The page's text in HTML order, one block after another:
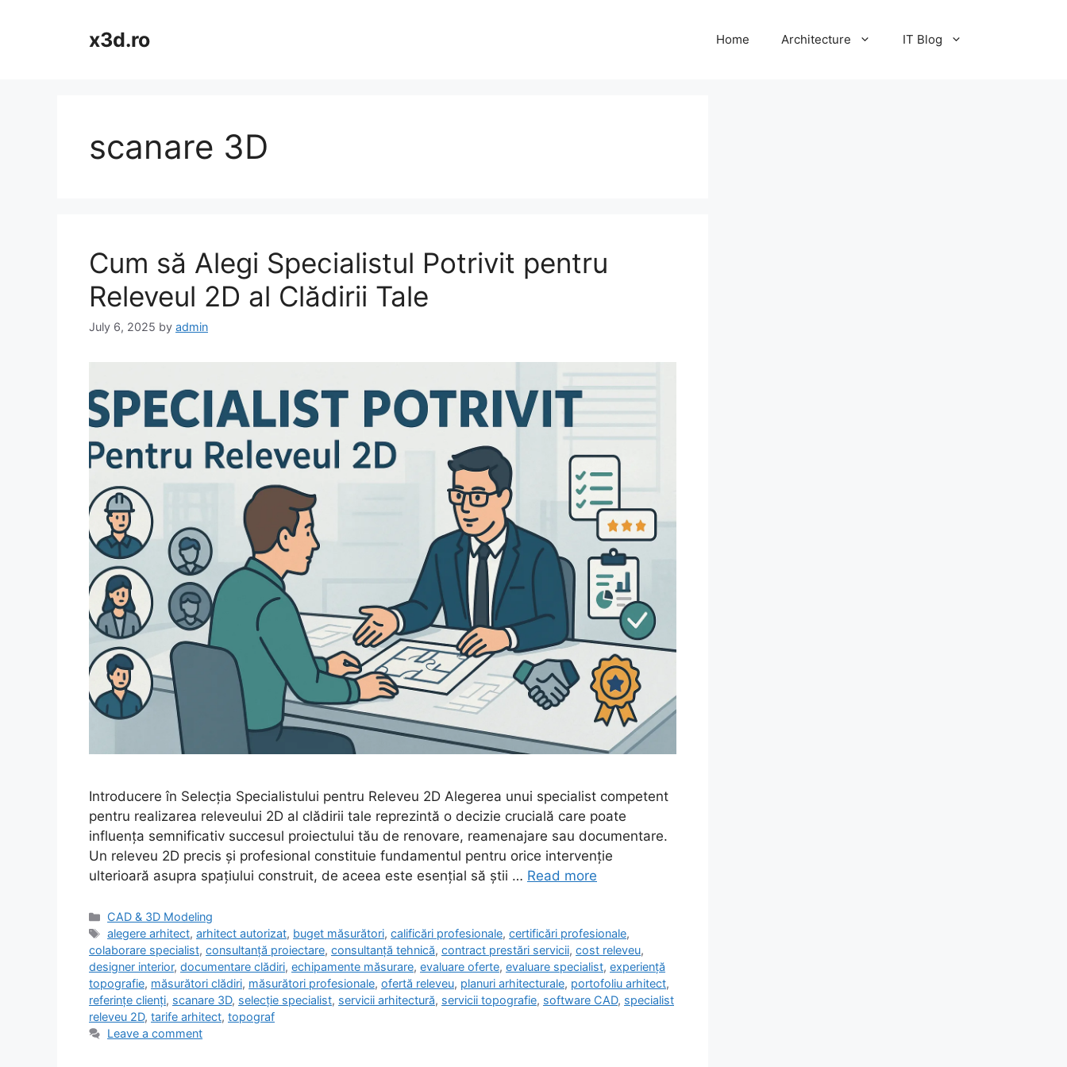
x3d.ro Home Architecture IT Blog
scanare 3D
Cum să Alegi Specialistul Potrivit pentru
Releveul 2D al Clădirii Tale
July 6, 2025 by admin
Introducere în Selecția Specialistului pentru Releveu 2D Alegerea unui specialist competent
pentru realizarea releveului 2D al clădirii tale reprezintă o decizie crucială care poate
influența semnificativ succesul proiectului tău de renovare, reamenajare sau documentare.
Un releveu 2D precis și profesional constituie fundamentul pentru orice intervenție
ulterioară asupra spațiului construit, de aceea este esențial să știi … Read more
Categories
CAD & 3D Modeling
Tags
alegere arhitect,arhitect autorizat, buget măsurători,calificări profesionale,certificări profesionale,
colaborare specialist, consultanță proiectare, consultanță tehnică, contract prestări servicii, cost releveu,
designer interior, documentare clădiri, echipamente măsurare, evaluare oferte, evaluare specialist, experiență
topografie, măsurători clădiri, măsurători profesionale, ofertă releveu, planuri arhitecturale, portofoliu arhitect,
referințe clienți, scanare 3D, selecție specialist, servicii arhitectură, servicii topografie, software CAD, specialist
releveu 2D, tarife arhitect, topograf
Leave a comment